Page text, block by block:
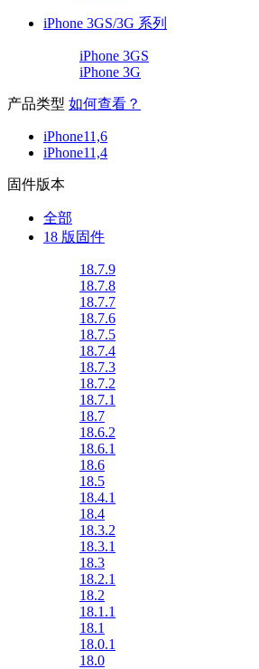
iPhone 3GS/3G 系列
iPhone 3GS
iPhone 3G
产品类型 如何查看？
iPhone11,6
iPhone11,4
固件版本
全部
18 版固件
18.7.9
18.7.8
18.7.7
18.7.6
18.7.5
18.7.4
18.7.3
18.7.2
18.7.1
18.7
18.6.2
18.6.1
18.6
18.5
18.4.1
18.4
18.3.2
18.3.1
18.3
18.2.1
18.2
18.1.1
18.1
18.0.1
18.0